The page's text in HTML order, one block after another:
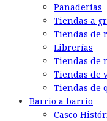
Panaderías
Tiendas a
Tiendas de
Librerías
Tiendas de
Tiendas de
Tiendas de
Barrio a barrio
Casco